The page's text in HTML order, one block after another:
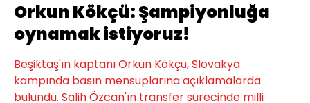
Orkun Kökçü: Şampiyonluğa
oynamak istiyoruz!
Beşiktaş'ın kaptanı Orkun Kökçü, Slovakya
kampında basın mensuplarına açıklamalarda
bulundu. Salih Özcan'ın transfer sürecinde milli